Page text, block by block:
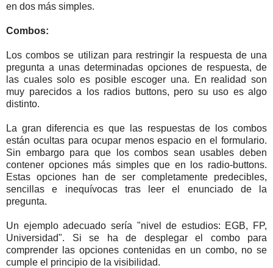
en dos más simples.
Combos:
Los combos se utilizan para restringir la respuesta de una
pregunta a unas determinadas opciones de respuesta, de
las cuales solo es posible escoger una. En realidad son
muy parecidos a los radios buttons, pero su uso es algo
distinto.
La gran diferencia es que las respuestas de los combos
están ocultas para ocupar menos espacio en el formulario.
Sin embargo para que los combos sean usables deben
contener opciones más simples que en los radio-buttons.
Estas opciones han de ser completamente predecibles,
sencillas e inequívocas tras leer el enunciado de la
pregunta.
Un ejemplo adecuado sería "nivel de estudios: EGB, FP,
Universidad". Si se ha de desplegar el combo para
comprender las opciones contenidas en un combo, no se
cumple el principio de la visibilidad.